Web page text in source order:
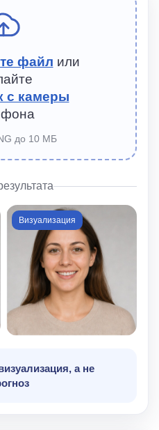
файл или
с камеры
до 10 МБ
Визуализация
а не